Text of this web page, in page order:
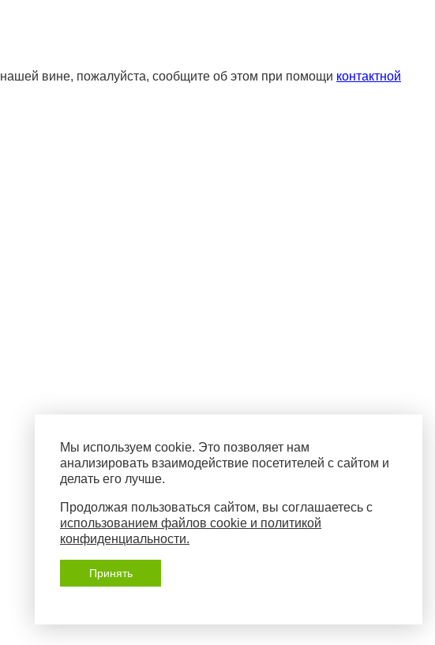
вине, пожалуйста, сообщите об этом при помощи контактной
Мы используем cookie. Это позволяет нам
анализировать взаимодействие посетителей с сайтом и
делать его лучше.
Продолжая пользоваться сайтом, вы соглашаетесь с
использованием файлов cookie и политикой
конфиденциальности.
Принять